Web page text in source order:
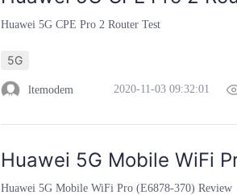
Huawei 5G CPE Pro 2 Router Test
5G
ltemodem 2020-11-03 09:32:01
Huawei 5G Mobile WiFi
Huawei 5G Mobile WiFi Pro (E6878-370) Review